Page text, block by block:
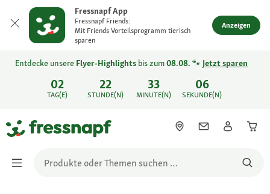
Fressnapf App
Fressnapf Friends:
Mit Friends Vorteilsprogramm tierisch
sparen
Anzeigen
02
TAG(E)
22
STUNDE(N)
33
MINUTE(N)
06
SEKUNDE(N)
Entdecke unsere Flyer-Highlights bis zum08.08. 🐾 Jetzt sparen